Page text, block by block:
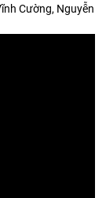
Cường, Nguyễn